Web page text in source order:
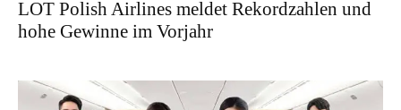
LOT Polish Airlines meldet Rekordzahlen und
hohe Gewinne im Vorjahr